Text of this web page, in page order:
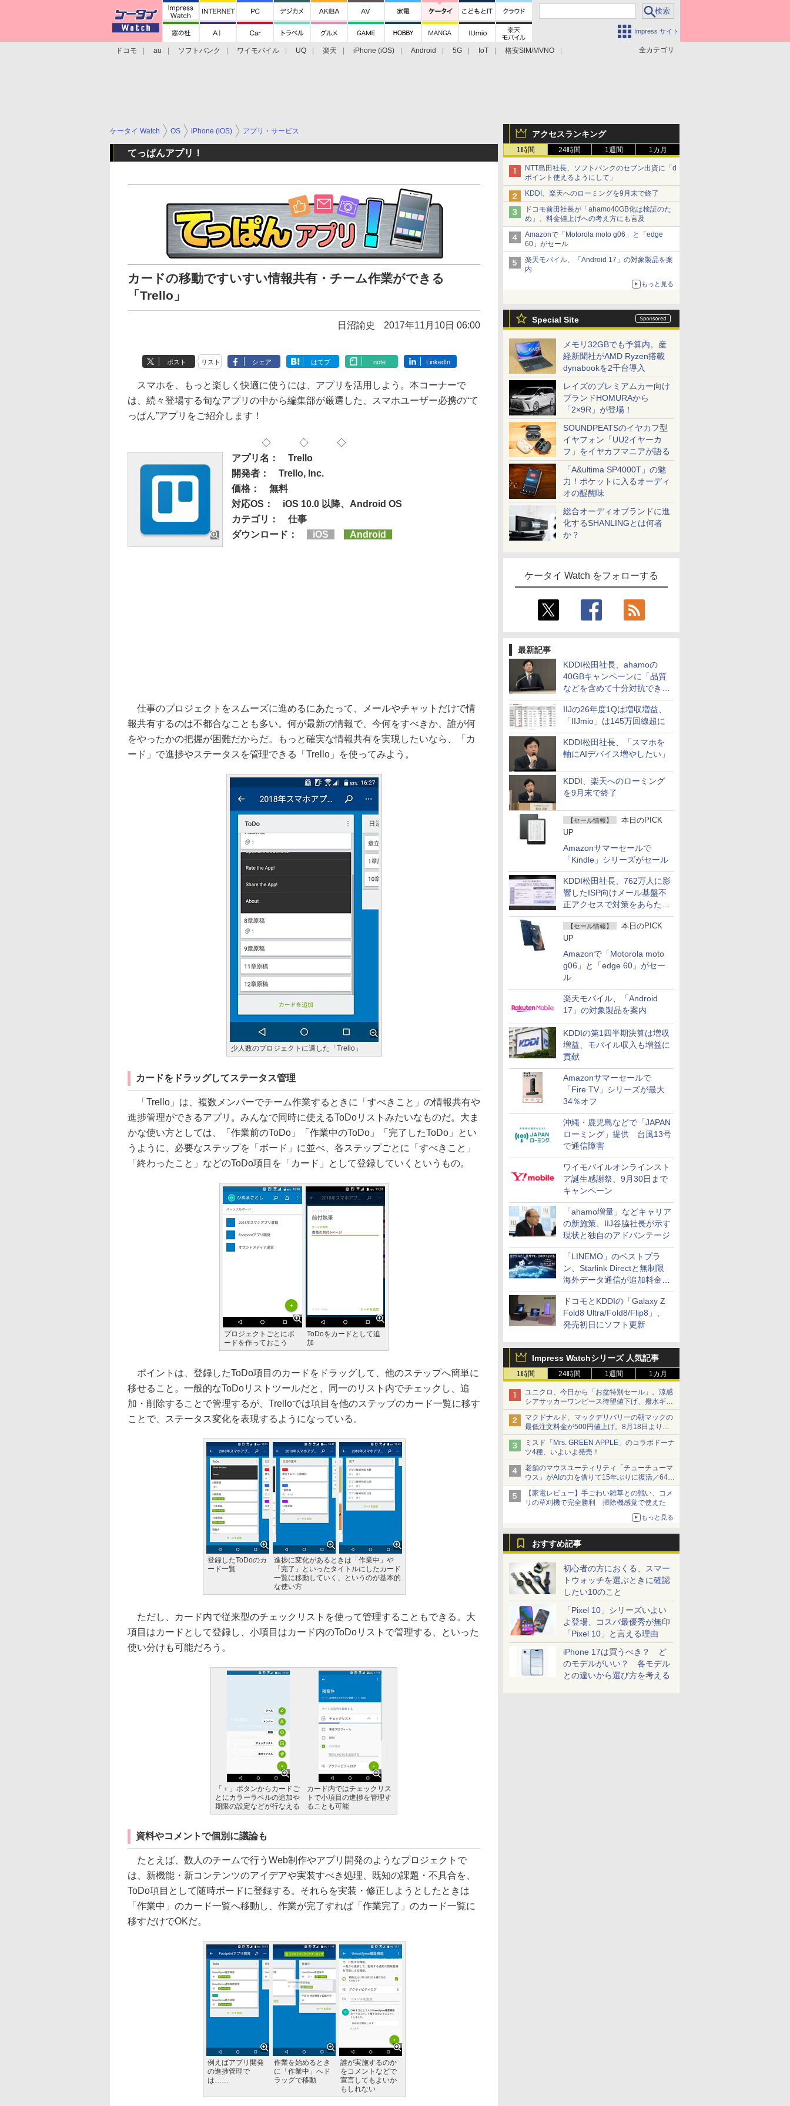
Impress サイト
全カテゴリ
ドコモ au ソフトバンク ワイモバイル UQ 楽天 iPhone (iOS) Android 5G IoT
格安SIM/MVNO
アクセスランキング
1時間 24時間 1週間 1カ月
NTT島田社長、ソフトバンクのセブン出資に「d
ポイント使えるようにして」
KDDI、楽天へのローミングを9月末で終了
ドコモ前田社長が「ahamo40GB化は検証のた
め」、料金値上げへの考え方にも言及
Amazonで「Motorola moto g06」と「edge
60」がセール
楽天モバイル、「Android 17」の対象製品を案
内
もっと見る
Special Site
メモリ32GBでも予算内。産
経新聞社がAMD Ryzen搭載
dynabookを2千台導入
レイズのプレミアムカー向け
ブランドHOMURAから
「2×9R」が登場！
SOUNDPEATSのイヤカフ型
イヤフォン「UU2イヤーカ
フ」をイヤカフマニアが語る
「A&ultima SP4000T」の魅
力！ポケットに入るオーディ
オの醍醐味
総合オーディオブランドに進
化するSHANLINGとは何者
か？
ケータイ Watch をフォローする
最新記事
KDDI松田社長、ahamoの
40GBキャンペーンに「品質
などを含めて十分対抗でき
る」
IIJの26年度1Qは増収増益、
「IIJmio」は145万回線超に
KDDI松田社長、「スマホを
軸にAIデバイス増やしたい」
KDDI、楽天へのローミング
を9月末で終了
【セール情報】
本日のPICK
UP
Amazonサマーセールで
「Kindle」シリーズがセール
KDDI松田社長、762万人に影
響したISP向けメール基盤不
正アクセスで対策をあらため
て説明
【セール情報】
本日のPICK
UP
Amazonで「Motorola moto
g06」と「edge 60」がセー
ル
楽天モバイル、「Android
17」の対象製品を案内
KDDIの第1四半期決算は増収
増益、モバイル収入も増益に
貢献
Amazonサマーセールで
「Fire TV」シリーズが最大
34％オフ
沖縄・鹿児島などで「JAPAN
ローミング」提供 台風13号
で通信障害
ワイモバイルオンラインスト
ア誕生感謝祭、9月30日まで
キャンペーン
「ahamo増量」などキャリア
の新施策、IIJ谷脇社長が示す
現状と独自のアドバンテージ
「LINEMO」のベストプラ
ン、Starlink Directと無制限
海外データ通信が追加料金な
しに
ドコモとKDDIの「Galaxy Z
Fold8 Ultra/Fold8/Flip8」、
発売初日にソフト更新
Impress Watchシリーズ 人気記事
1時間 24時間 1週間 1カ月
ユニクロ、今日から「お盆特別セール」。涼感
シアサッカーワンピース待望値下げ、撥水ギア
ショーツは1990円に
マクドナルド、マックデリバリーの朝マックの
最低注文料金が500円値上げ。8月18日より
1,500円から受付
ミスド「Mrs. GREEN APPLE」のコラボドーナ
ツ4種、いよいよ発売！
老舗のマウスユーティリティ「チューチューマ
ウス」がAIの力を借りて15年ぶりに復活／64bit
化、Windows 10/11、「Chrome」も走り回
る。復活記念で2026年末まで500円
【家電レビュー】手ごわい雑草との戦い、コメ
リの草刈機で完全勝利 掃除機感覚で使えた
もっと見る
おすすめ記事
初心者の方におくる、スマー
トウォッチを選ぶときに確認
したい10のこと
「Pixel 10」シリーズいよい
よ登場、コスパ最優秀が無印
「Pixel 10」と言える理由
iPhone 17は買うべき？ ど
のモデルがいい？ 各モデル
との違いから選び方を考える
ケータイ Watch OS iPhone (iOS) アプリ・サービス
てっぱんアプリ！
カードの移動ですいすい情報共有・チーム作業ができる
「Trello」
日沼諭史 2017年11月10日 06:00
ポスト リスト シェア はてブ note LinkedIn
スマホを、もっと楽しく快適に使うには、アプリを活用しよう。本コーナーで
は、続々登場する旬なアプリの中から編集部が厳選した、スマホユーザー必携の“て
っぱん”アプリをご紹介します！
◇ ◇ ◇
アプリ名： Trello
開発者： Trello, Inc.
価格： 無料
対応OS： iOS 10.0 以降、Android OS
カテゴリ： 仕事
ダウンロード：
iOS Android
仕事のプロジェクトをスムーズに進めるにあたって、メールやチャットだけで情
報共有するのは不都合なことも多い。何が最新の情報で、今何をすべきか、誰が何
をやったかの把握が困難だからだ。もっと確実な情報共有を実現したいなら、「カ
ード」で進捗やステータスを管理できる「Trello」を使ってみよう。
少人数のプロジェクトに適した「Trello」
カードをドラッグしてステータス管理
「Trello」は、複数メンバーでチーム作業するときに「すべきこと」の情報共有や
進捗管理ができるアプリ。みんなで同時に使えるToDoリストみたいなものだ。大ま
かな使い方としては、「作業前のToDo」「作業中のToDo」「完了したToDo」とい
うように、必要なステップを「ボード」に並べ、各ステップごとに「すべきこと」
「終わったこと」などのToDo項目を「カード」として登録していくというもの。
プロジェクトごとにボ
ードを作っておこう
ToDoをカードとして追
加
ポイントは、登録したToDo項目のカードをドラッグして、他のステップへ簡単に
移せること。一般的なToDoリストツールだと、同一のリスト内でチェックし、追
加・削除することで管理するが、Trelloでは項目を他のステップのカード一覧に移す
ことで、ステータス変化を表現するようになっている。
登録したToDoのカ
ード一覧
進捗に変化があるときは「作業中」や
「完了」といったタイトルにしたカード
一覧に移動していく、というのが基本的
な使い方
ただし、カード内で従来型のチェックリストを使って管理することもできる。大
項目はカードとして登録し、小項目はカード内のToDoリストで管理する、といった
使い分けも可能だろう。
「＋」ボタンからカードご
とにカラーラベルの追加や
期限の設定などが行なえる
カード内ではチェックリス
トで小項目の進捗を管理す
ることも可能
資料やコメントで個別に議論も
たとえば、数人のチームで行うWeb制作やアプリ開発のようなプロジェクトで
は、新機能・新コンテンツのアイデアや実装すべき処理、既知の課題・不具合を、
ToDo項目として随時ボードに登録する。それらを実装・修正しようとしたときは
「作業中」のカード一覧へ移動し、作業が完了すれば「作業完了」のカード一覧に
移すだけでOKだ。
例えばアプリ開発
の進捗管理で
は……
作業を始めるとき
に「作業中」へド
ラッグで移動
誰が実施するのか
をコメントなどで
宣言してもよいか
もしれない